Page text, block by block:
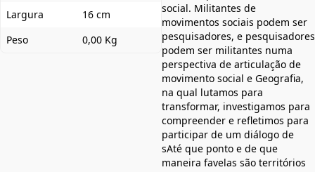
Largura
16 cm
Peso
0,00 Kg
social. Militantes de
movimentos sociais podem ser
pesquisadores, e pesquisadores
podem ser militantes numa
perspectiva de articulação de
movimento social e Geografia,
na qual lutamos para
transformar, investigamos para
compreender e refletimos para
participar de um diálogo de
sAté que ponto e de que
maneira favelas são territórios